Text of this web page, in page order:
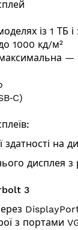
із 1 ТБ і
1000 кд/м²
здатності на
дисплея
3
з портами